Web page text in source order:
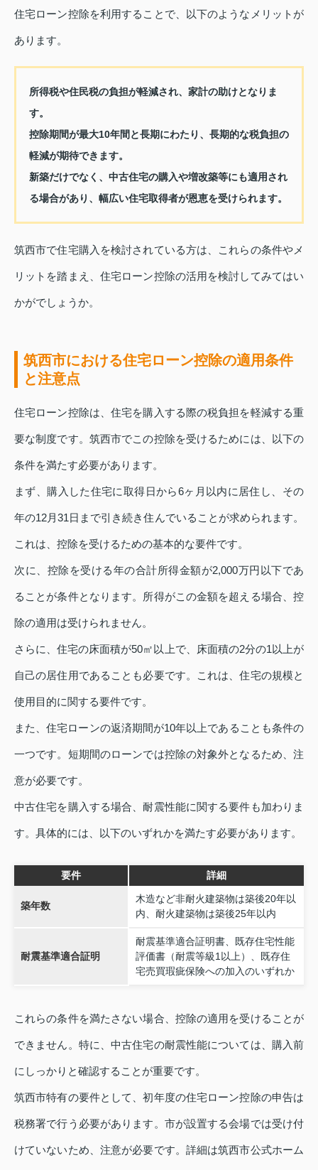
住宅ローン控除を利用することで、以下のようなメリットが
あります。
所得税や住民税の負担が軽減され、家計の助けとなりま
す。
控除期間が最大10年間と長期にわたり、長期的な税負担の
軽減が期待できます。
新築だけでなく、中古住宅の購入や増改築等にも適用され
る場合があり、幅広い住宅取得者が恩恵を受けられます。
筑西市で住宅購入を検討されている方は、これらの条件やメ
リットを踏まえ、住宅ローン控除の活用を検討してみてはい
かがでしょうか。
筑西市における住宅ローン控除の適用条件
と注意点
住宅ローン控除は、住宅を購入する際の税負担を軽減する重
要な制度です。筑西市でこの控除を受けるためには、以下の
条件を満たす必要があります。
まず、購入した住宅に取得日から6ヶ月以内に居住し、その
年の12月31日まで引き続き住んでいることが求められます。
これは、控除を受けるための基本的な要件です。
次に、控除を受ける年の合計所得金額が2,000万円以下であ
ることが条件となります。所得がこの金額を超える場合、控
除の適用は受けられません。
さらに、住宅の床面積が50㎡以上で、床面積の2分の1以上が
自己の居住用であることも必要です。これは、住宅の規模と
使用目的に関する要件です。
また、住宅ローンの返済期間が10年以上であることも条件の
一つです。短期間のローンでは控除の対象外となるため、注
意が必要です。
中古住宅を購入する場合、耐震性能に関する要件も加わりま
す。具体的には、以下のいずれかを満たす必要があります。
要件 詳細
築年数
木造など非耐火建築物は築後20年以
内、耐火建築物は築後25年以内
耐震基準適合証明
耐震基準適合証明書、既存住宅性能
評価書（耐震等級1以上）、既存住
宅売買瑕疵保険への加入のいずれか
これらの条件を満たさない場合、控除の適用を受けることが
できません。特に、中古住宅の耐震性能については、購入前
にしっかりと確認することが重要です。
筑西市特有の要件として、初年度の住宅ローン控除の申告は
税務署で行う必要があります。市が設置する会場では受け付
けていないため、注意が必要です。詳細は筑西市公式ホーム